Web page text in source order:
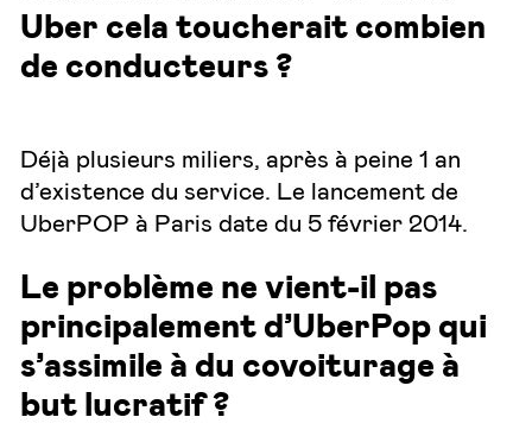
Uber cela toucherait combien
de conducteurs ?
Déjà plusieurs miliers, après à peine 1 an
d’existence du service. Le lancement de
UberPOP à Paris date du 5 février 2014.
Le problème ne vient-il pas
principalement d’UberPop qui
s’assimile à du covoiturage à
but lucratif ?